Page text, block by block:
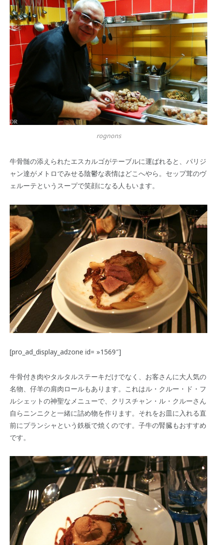
rognons
牛骨髄の添えられたエスカルゴがテーブルに運ばれると、パリジ
ャン達がメトロでみせる陰鬱な表情はどこへやら。セップ茸のヴ
ェルーテというスープで笑顔になる人もいます。
[pro_ad_display_adzone id= »1569″]
牛骨付き肉やタルタルステーキだけでなく、お客さんに大人気の
名物、仔羊の肩肉ロールもあります。これはル・クルー・ド・フ
ルシェットの神聖なメニューで、クリスチャン・ル・クルーさん
自らニンニクと一緒に詰め物を作ります。それをお皿に入れる直
前にプランシャという鉄板で焼くのです。子牛の腎臓もおすすめ
です。